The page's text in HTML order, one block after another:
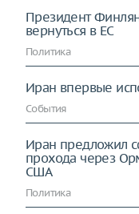
Президент
вернуться в ЕС
Политика
Иран впервые
События
Иран предложил
прохода через
США
Политика